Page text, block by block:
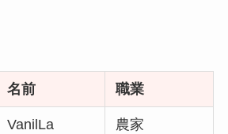
名前 職業
VanilLa 農家